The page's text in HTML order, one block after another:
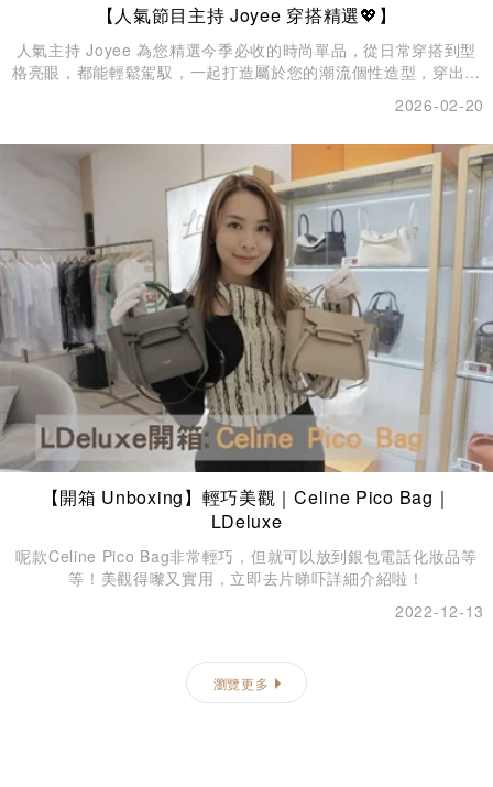
【人氣節目主持 Joyee 穿搭精選💖】
人氣主持 Joyee 為您精選今季必收的時尚單品，從日常穿搭到型
格亮眼，都能輕鬆駕馭，一起打造屬於您的潮流個性造型，穿出自
2026-02-20
【開箱 Unboxing】輕巧美觀｜Celine Pico Bag｜
LDeluxe
呢款Celine Pico Bag非常輕巧，但就可以放到銀包電話化妝品等
等！美觀得嚟又實用，立即去片睇吓詳細介紹啦！
2022-12-13
瀏覽更多